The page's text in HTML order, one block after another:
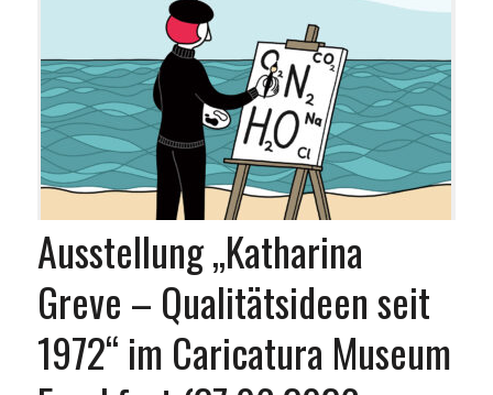
Ausstellung „Katharina
Greve – Qualitätsideen seit
1972“ im Caricatura Museum